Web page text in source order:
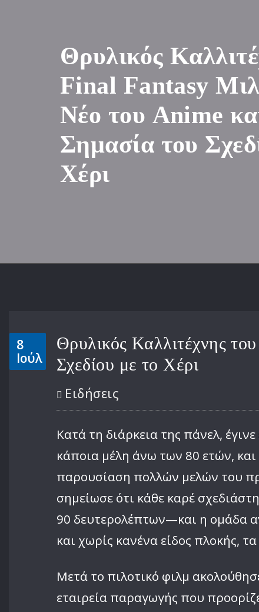
Θρυλικός
Final Fantasy
Νέο του Anime
Σημασία του
Χέρι
8
Ιούλ
Θρυλικός Καλλιτέχνης
Σχεδίου με το Χέρι
Ειδήσεις
Κατά τη διάρκεια της πάνελ,
κάποια μέλη άνω των 80 ετών,
παρουσίαση πολλών μελών του
σημείωσε ότι κάθε καρέ
90 δευτερολέπτων—και η ομάδα
και χωρίς κανένα είδος πλοκής,
Μετά το πιλοτικό φιλμ
εταιρεία παραγωγής που